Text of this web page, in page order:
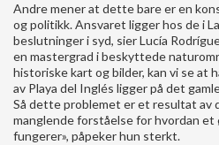
Andre mener at dette bare er en
og politikk. Ansvaret ligger hos de i
beslutninger i syd, sier Lucía
en mastergrad i beskyttede
historiske kart og bilder, kan vi se at
av Playa del Inglés ligger på det
Så dette problemet er et resultat av
manglende forståelse for hvordan
fungerer», påpeker hun sterkt.